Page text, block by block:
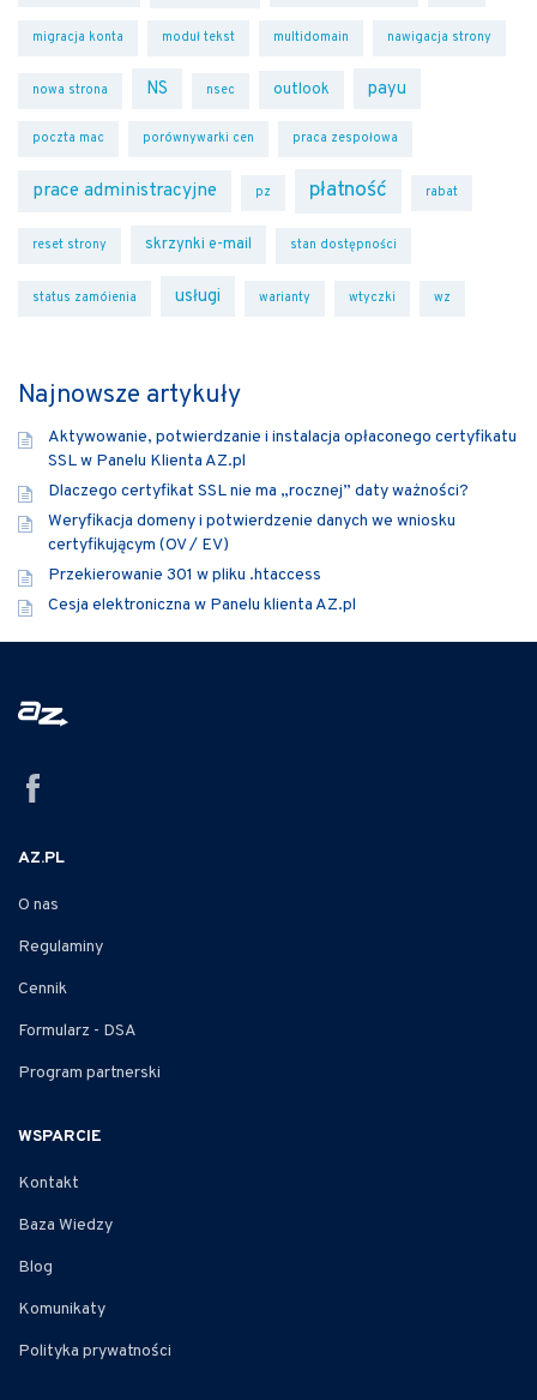
migracja konta moduł tekst multidomain nawigacja strony
nowa strona NS nsec outlook payu
poczta mac porównywarki cen praca zespołowa
prace administracyjne pz płatność rabat
reset strony skrzynki e-mail stan dostępności
status zamóienia usługi warianty wtyczki wz
Najnowsze artykuły
Aktywowanie, potwierdzanie i instalacja opłaconego certyfikatu
SSL w Panelu Klienta AZ.pl
Dlaczego certyfikat SSL nie ma „rocznej” daty ważności?
Weryfikacja domeny i potwierdzenie danych we wniosku
certyfikującym (OV / EV)
Przekierowanie 301 w pliku .htaccess
Cesja elektroniczna w Panelu klienta AZ.pl
AZ.PL
O nas
Regulaminy
Cennik
Formularz - DSA
Program partnerski
WSPARCIE
Kontakt
Baza Wiedzy
Blog
Komunikaty
Polityka prywatności